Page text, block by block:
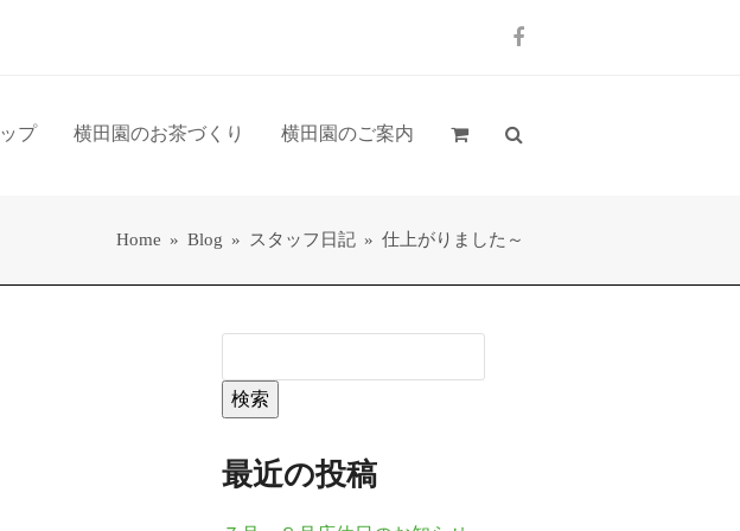
Facebook
プ 横田園のお茶づくり 横田園のご案内
Home » Blog » スタッフ日記 » 仕上がりました～
検索
最近の投稿